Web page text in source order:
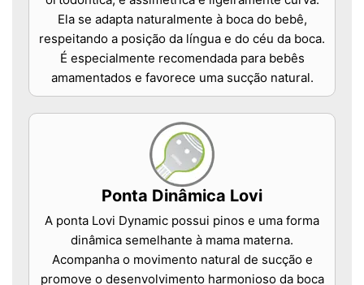
Ela se adapta naturalmente à boca do bebê,
respeitando a posição da língua e do céu da boca.
É especialmente recomendada para bebês
amamentados e favorece uma sucção natural.
Ponta Dinâmica Lovi
A ponta Lovi Dynamic possui pinos e uma forma
dinâmica semelhante à mama materna.
Acompanha o movimento natural de sucção e
promove o desenvolvimento harmonioso da boca